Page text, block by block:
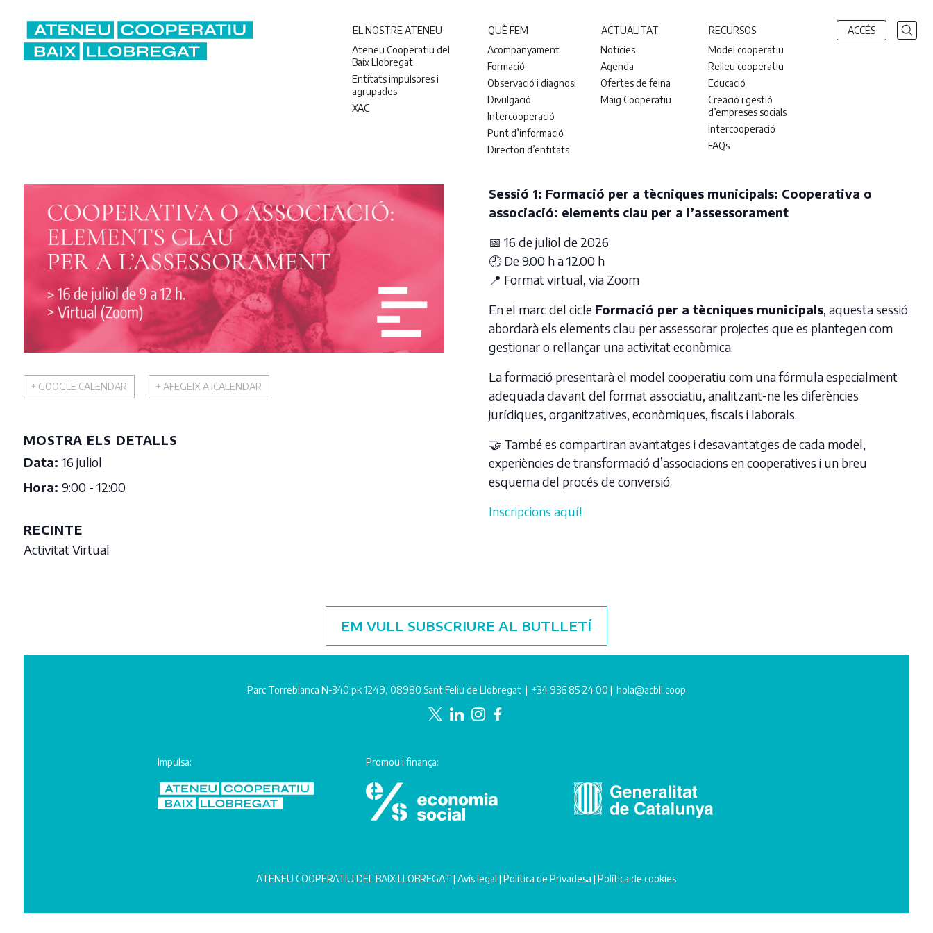
EL NOSTRE ATENEU
Ateneu Cooperatiu del
Baix Llobregat
Entitats impulsores i
agrupades
XAC
QUÈ FEM
Acompanyament
Formació
Observació i diagnosi
Divulgació
Intercooperació
Punt d’informació
Directori d’entitats
ACTUALITAT
Notícies
Agenda
Ofertes de feina
Maig Cooperatiu
RECURSOS
Model cooperatiu
Relleu cooperatiu
Educació
Creació i gestió
d’empreses socials
Intercooperació
FAQs
ACCÉS
+ GOOGLE CALENDAR + AFEGEIX A ICALENDAR
MOSTRA ELS DETALLS
Data: 16 juliol
Hora: 9:00 - 12:00
RECINTE
Activitat Virtual
Sessió 1: Formació per a tècniques municipals: Cooperativa o
associació: elements clau per a l’assessorament
📅 16 de juliol de 2026
🕘 De 9.00 h a 12.00 h
📍 Format virtual, via Zoom
En el marc del cicle Formació per a tècniques municipals, aquesta sessió
abordarà els elements clau per assessorar projectes que es plantegen com
gestionar o rellançar una activitat econòmica.
La formació presentarà el model cooperatiu com una fórmula especialment
adequada davant del format associatiu, analitzant-ne les diferències
jurídiques, organitzatives, econòmiques, fiscals i laborals.
🤝 També es compartiran avantatges i desavantatges de cada model,
experiències de transformació d’associacions en cooperatives i un breu
esquema del procés de conversió.
Inscripcions aquí!
EM VULL SUBSCRIURE AL BUTLLETÍ
Parc Torreblanca N-340 pk 1249, 08980 Sant Feliu de Llobregat | +34 936 85 24 00 | hola@acbll.coop
Impulsa: Promou i finança:
ATENEU COOPERATIU DEL BAIX LLOBREGAT |Avís legal |Política de Privadesa |Política de cookies